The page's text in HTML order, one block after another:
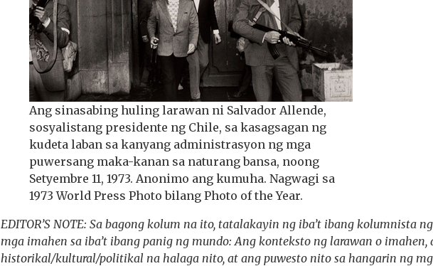
Ang sinasabing huling larawan ni Salvador Allende,
sosyalistang presidente ng Chile, sa kasagsagan ng
kudeta laban sa kanyang administrasyon ng mga
puwersang maka-kanan sa naturang bansa, noong
Setyembre 11, 1973. Anonimo ang kumuha. Nagwagi sa
1973 World Press Photo bilang Photo of the Year.
EDITOR’S NOTE: Sa bagong kolum na ito, tatalakayin ng iba’t ibang kolumnista
mga imahen sa iba’t ibang panig ng mundo: Ang konteksto ng larawan o imahen,
historikal/kultural/politikal na halaga nito, at ang puwesto nito sa hangarin ng